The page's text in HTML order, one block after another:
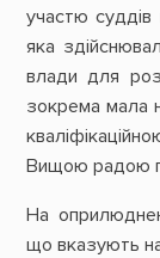
участю суддів
яка
влади для
зокрема мала
Вищою радою
На
що вказують